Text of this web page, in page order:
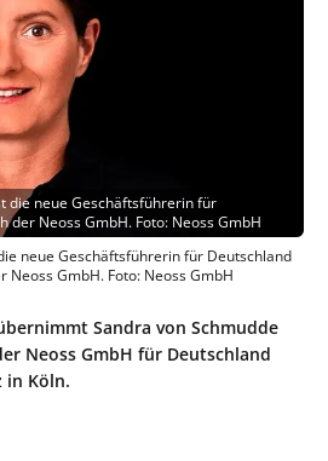
die neue Geschäftsführerin für
der Neoss GmbH. Foto: Neoss GmbH
neue Geschäftsführerin für Deutschland
Neoss GmbH. Foto: Neoss GmbH
Sandra von Schmudde
Neoss GmbH für Deutschland
in Köln.